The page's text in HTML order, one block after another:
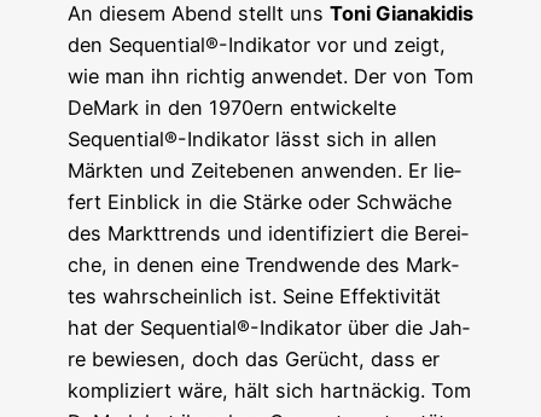
An die­sem Abend stellt uns Toni Gia­na­ki­dis
den Sequential®-Indikator vor und zeigt,
wie man ihn rich­tig anwen­det. Der von Tom
DeMark in den 1970ern ent­wi­ckel­te
Sequential®-Indikator lässt sich in allen
Märk­ten und Zeit­ebe­nen anwen­den. Er lie­
fert Ein­blick in die Stär­ke oder Schwä­che
des Markt­trends und iden­ti­fi­ziert die Berei­
che, in denen eine Trend­wen­de des Mark­
tes wahr­schein­lich ist. Sei­ne Effek­ti­vi­tät
hat der Sequential®-Indikator über die Jah­
re bewie­sen, doch das Gerücht, dass er
kom­pli­ziert wäre, hält sich hart­nä­ckig. Tom